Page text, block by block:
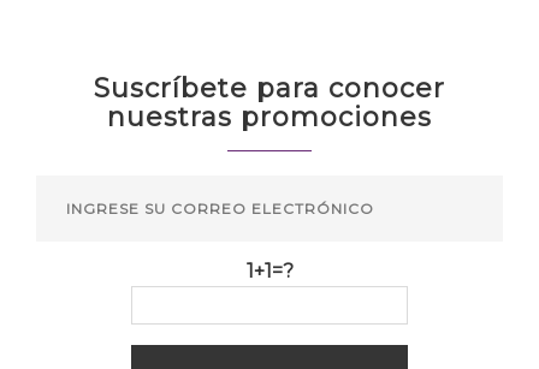
Suscríbete para conocer
nuestras promociones
1+1=?